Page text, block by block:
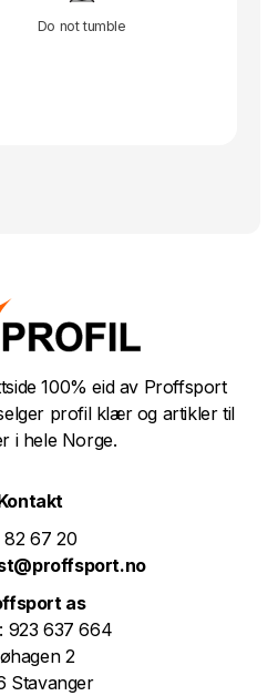
Do not tumble
100% eid av Proffsport
profil klær og artikler til
i hele Norge.
82 67 20
as
923 637 664
2
Stavanger